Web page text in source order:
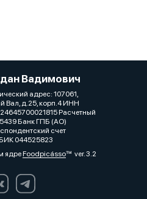
Вадимович
адрес: 107061,
Вал, д.25, корп.4 ИНН
Расчетный
Банк ГПБ (АО)
счет
044525823
ядреFoodpicássover. 3.2